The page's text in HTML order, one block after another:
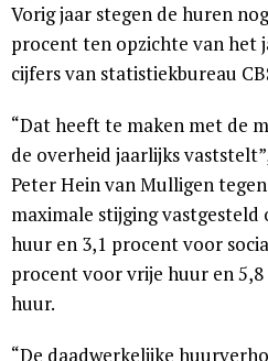
Vorig jaar stegen de huren
procent ten opzichte van het
cijfers van statistiekbureau
“Dat heeft te maken met de
de overheid jaarlijks
Peter Hein van Mulligen
maximale stijging
huur en 3,1 procent voor
procent voor vrije huur en
huur.
“De daadwerkelijke